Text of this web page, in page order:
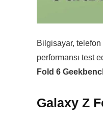
Bilgisayar, telefon
performansı test
Fold 6
Galaxy Z